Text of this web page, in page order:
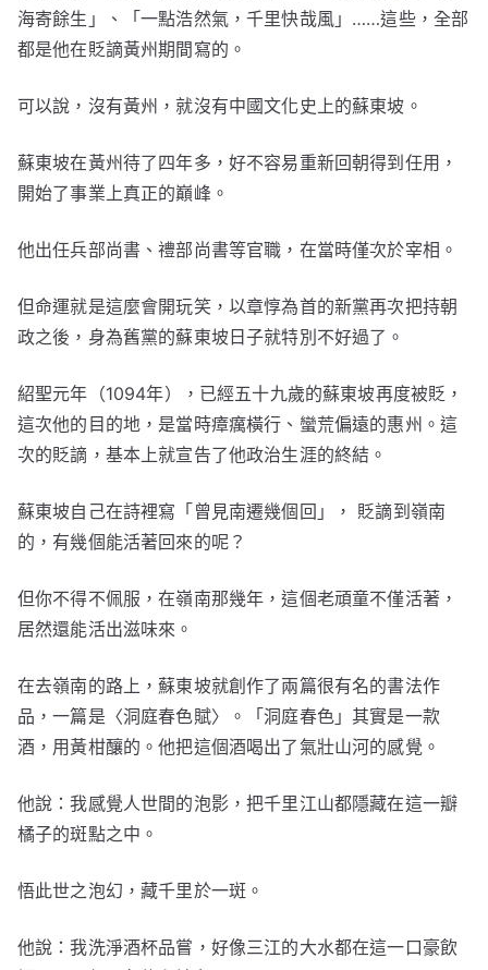
海寄餘生」、「一點浩然氣，千里快哉風」……這些，全部
都是他在貶謫黃州期間寫的。
可以說，沒有黃州，就沒有中國文化史上的蘇東坡。
蘇東坡在黃州待了四年多，好不容易重新回朝得到任用，
開始了事業上真正的巔峰。
他出任兵部尚書、禮部尚書等官職，在當時僅次於宰相。
但命運就是這麼會開玩笑，以章惇為首的新黨再次把持朝
政之後，身為舊黨的蘇東坡日子就特別不好過了。
紹聖元年（1094年），已經五十九歲的蘇東坡再度被貶，
這次他的目的地，是當時瘴癘橫行、蠻荒偏遠的惠州。這
次的貶謫，基本上就宣告了他政治生涯的終結。
蘇東坡自己在詩裡寫「曾見南遷幾個回」， 貶謫到嶺南
的，有幾個能活著回來的呢？
但你不得不佩服，在嶺南那幾年，這個老頑童不僅活著，
居然還能活出滋味來。
在去嶺南的路上，蘇東坡就創作了兩篇很有名的書法作
品，一篇是〈洞庭春色賦〉。「洞庭春色」其實是一款
酒，用黃柑釀的。他把這個酒喝出了氣壯山河的感覺。
他說：我感覺人世間的泡影，把千里江山都隱藏在這一瓣
橘子的斑點之中。
悟此世之泡幻，藏千里於一斑。
他說：我洗淨酒杯品嘗，好像三江的大水都在這一口豪飲